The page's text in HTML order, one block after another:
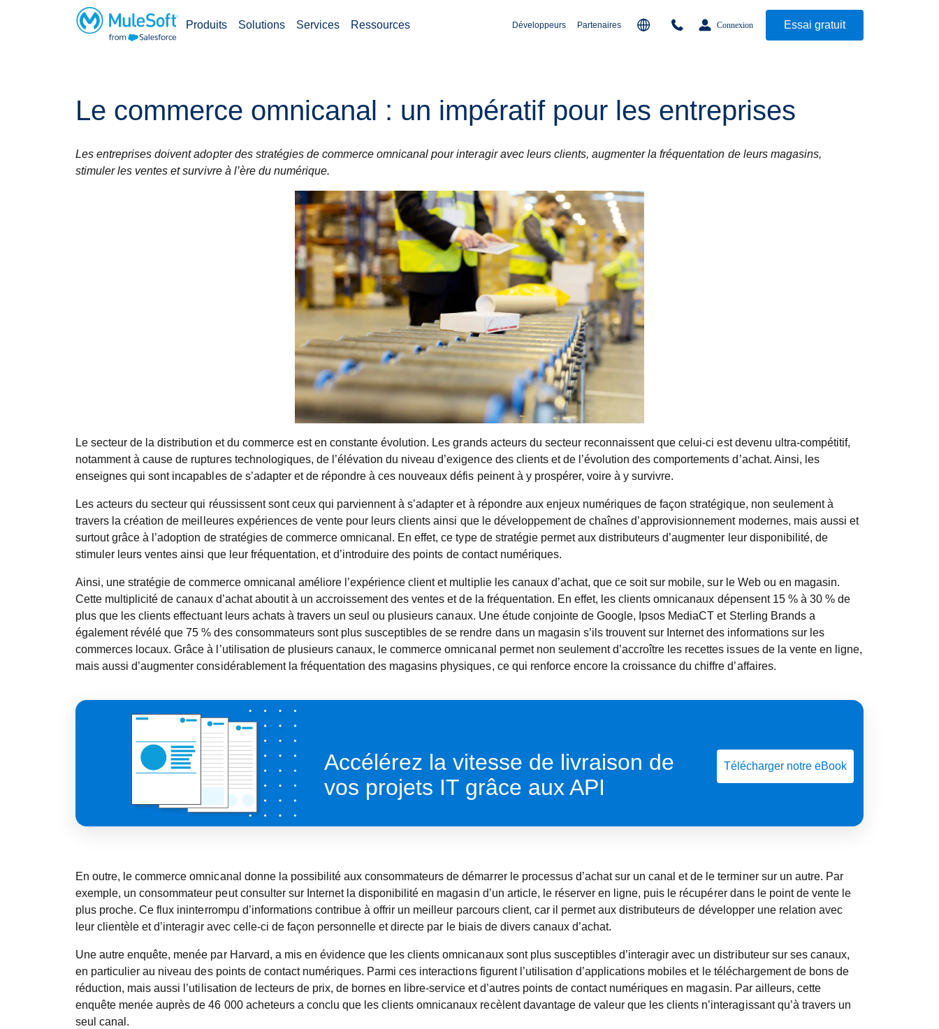
contenu
principal
Produits Solutions Services Ressources Développeurs Partenaires Connexion Essai gratuit
Le commerce omnicanal : un impératif pour les entreprises
Les entreprises doivent adopter des stratégies de commerce omnicanal pour interagir avec leurs clients, augmenter la fréquentation de leurs magasins,
stimuler les ventes et survivre à l’ère du numérique.
Le secteur de la distribution et du commerce est en constante évolution. Les grands acteurs du secteur reconnaissent que celui-ci est devenu ultra-compétitif,
notamment à cause de ruptures technologiques, de l’élévation du niveau d’exigence des clients et de l’évolution des comportements d’achat. Ainsi, les
enseignes qui sont incapables de s’adapter et de répondre à ces nouveaux défis peinent à y prospérer, voire à y survivre.
Les acteurs du secteur qui réussissent sont ceux qui parviennent à s’adapter et à répondre aux enjeux numériques de façon stratégique, non seulement à
travers la création de meilleures expériences de vente pour leurs clients ainsi que le développement de chaînes d’approvisionnement modernes, mais aussi et
surtout grâce à l’adoption de stratégies de commerce omnicanal. En effet, ce type de stratégie permet aux distributeurs d’augmenter leur disponibilité, de
stimuler leurs ventes ainsi que leur fréquentation, et d’introduire des points de contact numériques.
Ainsi, une stratégie de commerce omnicanal améliore l’expérience client et multiplie les canaux d’achat, que ce soit sur mobile, sur le Web ou en magasin.
Cette multiplicité de canaux d’achat aboutit à un accroissement des ventes et de la fréquentation. En effet, les clients omnicanaux dépensent 15 % à 30 % de
plus que les clients effectuant leurs achats à travers un seul ou plusieurs canaux. Une étude conjointe de Google, Ipsos MediaCT et Sterling Brands a
également révélé que 75 % des consommateurs sont plus susceptibles de se rendre dans un magasin s’ils trouvent sur Internet des informations sur les
commerces locaux. Grâce à l’utilisation de plusieurs canaux, le commerce omnicanal permet non seulement d’accroître les recettes issues de la vente en ligne,
mais aussi d’augmenter considérablement la fréquentation des magasins physiques, ce qui renforce encore la croissance du chiffre d’affaires.
Accélérez la vitesse de livraison de
vos projets IT grâce aux API
Télécharger notre eBook
En outre, le commerce omnicanal donne la possibilité aux consommateurs de démarrer le processus d’achat sur un canal et de le terminer sur un autre. Par
exemple, un consommateur peut consulter sur Internet la disponibilité en magasin d’un article, le réserver en ligne, puis le récupérer dans le point de vente le
plus proche. Ce flux ininterrompu d’informations contribue à offrir un meilleur parcours client, car il permet aux distributeurs de développer une relation avec
leur clientèle et d’interagir avec celle-ci de façon personnelle et directe par le biais de divers canaux d’achat.
Une autre enquête, menée par Harvard, a mis en évidence que les clients omnicanaux sont plus susceptibles d’interagir avec un distributeur sur ses canaux,
en particulier au niveau des points de contact numériques. Parmi ces interactions figurent l’utilisation d’applications mobiles et le téléchargement de bons de
réduction, mais aussi l’utilisation de lecteurs de prix, de bornes en libre-service et d’autres points de contact numériques en magasin. Par ailleurs, cette
enquête menée auprès de 46 000 acheteurs a conclu que les clients omnicanaux recèlent davantage de valeur que les clients n’interagissant qu’à travers un
seul canal.